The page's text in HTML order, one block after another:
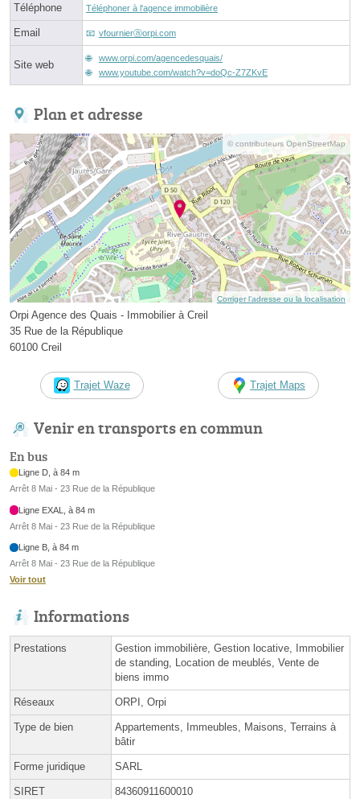
Téléphone Téléphoner à l'agence immobilière
Email vfournierⓐorpi.com
Site web
www.orpi.com/agencedesquais/
www.youtube.com/watch?v=doQc-Z7ZKvE
Plan et adresse
© contributeurs OpenStreetMap
Corriger l’adresse ou la localisation
Orpi Agence des Quais - Immobilier à Creil
35 Rue de la République
60100 Creil
Trajet Waze Trajet Maps
Venir en transports en commun
En bus
Ligne D, à 84 m
Arrêt 8 Mai - 23 Rue de la République
Ligne EXAL, à 84 m
Arrêt 8 Mai - 23 Rue de la République
Ligne B, à 84 m
Arrêt 8 Mai - 23 Rue de la République
Voir tout
Informations
Prestations
Gestion immobilière, Gestion locative, Immobilier
de standing, Location de meublés, Vente de
biens immo
Réseaux ORPI, Orpi
Type de bien
Appartements, Immeubles, Maisons, Terrains à
bâtir
Forme juridique SARL
SIRET 84360911600010